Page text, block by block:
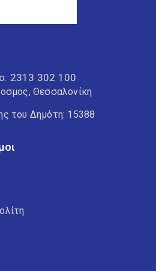
2313 302 100
Θεσσαλονίκη
του Δημότη: 15388